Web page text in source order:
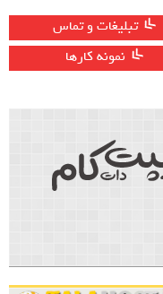
تبلیغات و تماس
نمونه کارها